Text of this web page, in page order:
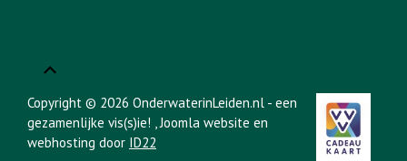
Copyright © 2026 OnderwaterinLeiden.nl - een
gezamenlijke vis(s)ie! , Joomla website en
webhosting door ID22